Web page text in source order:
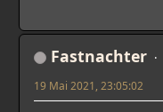
Fastnachter
19 Mai 2021, 23:05:02